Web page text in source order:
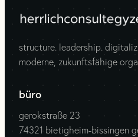
structure. leadership.
moderne, zukunftsfähige
büro
gerokstraße 23
74321 bietigheim-bissingen